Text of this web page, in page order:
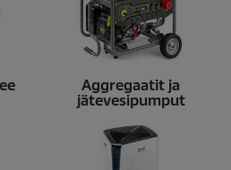
Aggregaatit ja
jätevesipumput